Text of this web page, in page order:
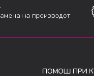
на производот
ПОМОШ ПРИ